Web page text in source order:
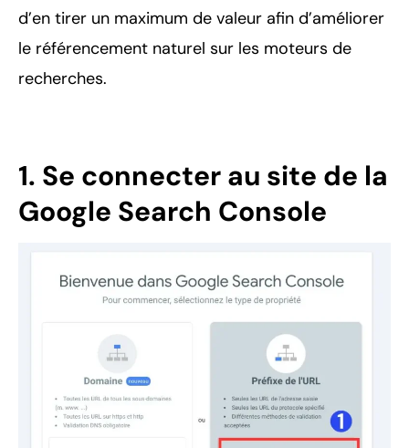
d’en tirer un maximum de valeur afin d’améliorer
le référencement naturel sur les moteurs de
recherches.
1. Se connecter au site de la
Google Search Console